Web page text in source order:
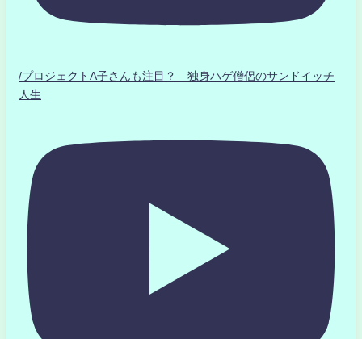
/プロジェクトA子さんも注目？ 独身ハゲ僧侶のサンドイッチ
人生